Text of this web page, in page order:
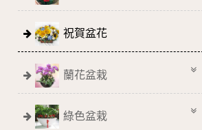
祝賀盆花
蘭花盆栽
綠色盆栽